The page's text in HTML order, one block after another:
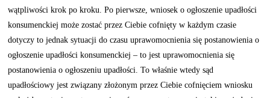
wątpliwości krok po kroku. Po pierwsze, wniosek o ogłoszenie upadłości
konsumenckiej może zostać przez Ciebie cofnięty w każdym czasie
dotyczy to jednak sytuacji do czasu uprawomocnienia się postanowienia o
ogłoszenie upadłości konsumenckiej – to jest uprawomocnienia się
postanowienia o ogłoszeniu upadłości. To właśnie wtedy sąd
upadłościowy jest związany złożonym przez Ciebie cofnięciem wniosku